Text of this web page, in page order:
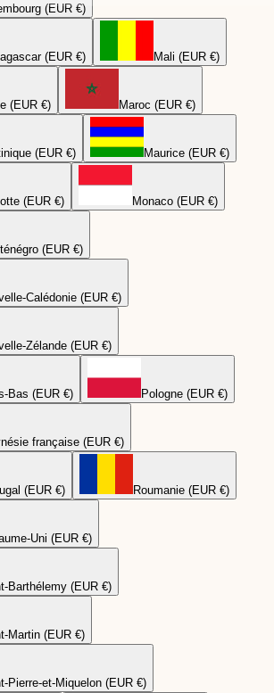
(EUR €)
(EUR €) Mali (EUR €)
(EUR €) Maroc (EUR €)
(EUR €) Maurice (EUR €)
(EUR €) Monaco (EUR €)
(EUR €)
Calédonie (EUR €)
Zélande (EUR €)
Bas (EUR €) Pologne (EUR €)
française (EUR €)
(EUR €) Roumanie (EUR €)
Uni (EUR €)
Barthélemy (EUR €)
Martin (EUR €)
Pierre-et-Miquelon (EUR €)